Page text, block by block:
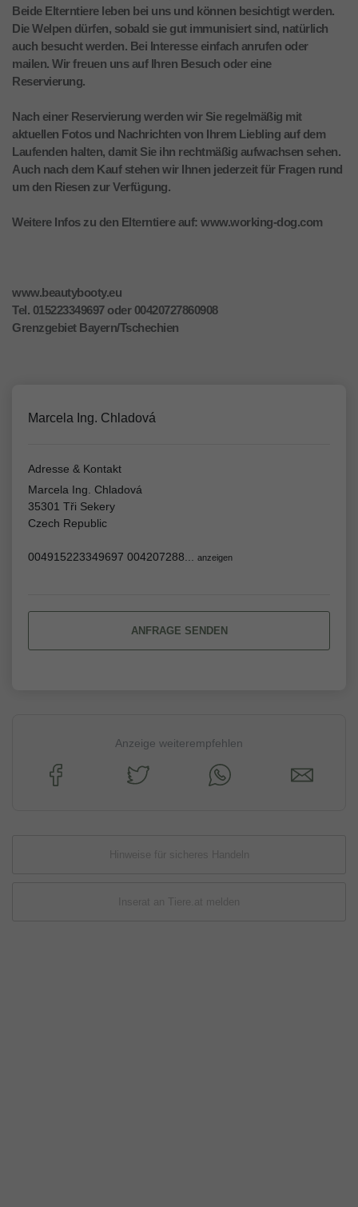
Beide Elterntiere leben bei uns und können besichtigt werden.
Die Welpen dürfen, sobald sie gut immunisiert sind, natürlich
auch besucht werden. Bei Interesse einfach anrufen oder
mailen. Wir freuen uns auf Ihren Besuch oder eine
Reservierung.
Nach einer Reservierung werden wir Sie regelmäßig mit
aktuellen Fotos und Nachrichten von Ihrem Liebling auf dem
Laufenden halten, damit Sie ihn rechtmäßig aufwachsen sehen.
Auch nach dem Kauf stehen wir Ihnen jederzeit für Fragen rund
um den Riesen zur Verfügung.
Weitere Infos zu den Elterntiere auf: www.working-dog.com
www.beautybooty.eu
Tel. 015223349697 oder 00420727860908
Grenzgebiet Bayern/Tschechien
Marcela Ing. Chladová
Adresse & Kontakt
Marcela Ing. Chladová
35301 Tři Sekery
Czech Republic
004915223349697 004207288... anzeigen
ANFRAGE SENDEN
Anzeige weiterempfehlen
Hinweise für sicheres Handeln
Inserat an Tiere.at melden